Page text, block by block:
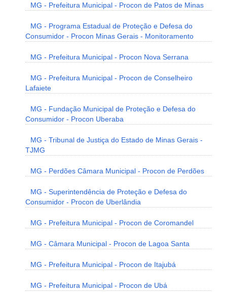
MG - Prefeitura Municipal - Procon de Patos de Minas
MG - Programa Estadual de Proteção e Defesa do
Consumidor - Procon Minas Gerais - Monitoramento
MG - Prefeitura Municipal - Procon Nova Serrana
MG - Prefeitura Municipal - Procon de Conselheiro
Lafaiete
MG - Fundação Municipal de Proteção e Defesa do
Consumidor - Procon Uberaba
MG - Tribunal de Justiça do Estado de Minas Gerais -
TJMG
MG - Perdões Câmara Municipal - Procon de Perdões
MG - Superintendência de Proteção e Defesa do
Consumidor - Procon de Uberlândia
MG - Prefeitura Municipal - Procon de Coromandel
MG - Câmara Municipal - Procon de Lagoa Santa
MG - Prefeitura Municipal - Procon de Itajubá
MG - Prefeitura Municipal - Procon de Ubá